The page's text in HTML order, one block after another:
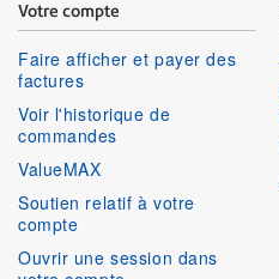
Votre compte
Faire afficher et payer des
factures
Voir l'historique de
commandes
ValueMAX
Soutien relatif à votre
compte
Ouvrir une session dans